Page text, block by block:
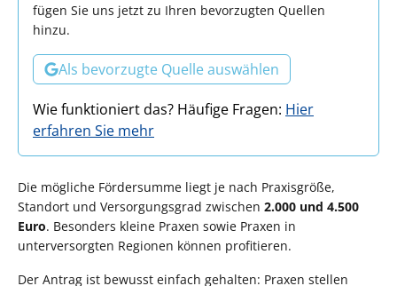
fügen Sie uns jetzt zu Ihren bevorzugten Quellen
hinzu.
Als bevorzugte Quelle auswählen
Wie funktioniert das? Häufige Fragen: Hier
erfahren Sie mehr
Die mögliche Fördersumme liegt je nach Praxisgröße,
Standort und Versorgungsgrad zwischen 2.000 und 4.500
Euro. Besonders kleine Praxen sowie Praxen in
unterversorgten Regionen können profitieren.
Der Antrag ist bewusst einfach gehalten: Praxen stellen